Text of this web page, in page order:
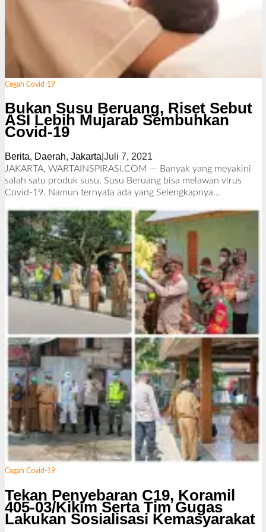
Cegah Covid-19
Bukan Susu Beruang, Riset Sebut
ASI Lebih Mujarab Sembuhkan
Covid-19
Berita, Daerah, Jakarta Juli 7, 2021
l
e
h
e
d
a
k
s
i
JAKARTA, WARTAINSPIRASI.COM — Banyak yang meyakini
salah satu produk susu, Susu Beruang bisa melawan virus
Covid-19. Namun ternyata ada yang Selengkapnya…
Cegah Covid-19
Tekan Penyebaran C19, Koramil
405-03/Kikim Serta Tim Gugas
Lakukan Sosialisasi Kemasyarakat